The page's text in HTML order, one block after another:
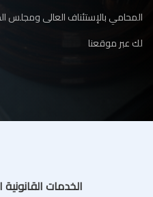
المحامي بالإستئناف العالى ومجلس
لك عبر موقعنا
الخدمات